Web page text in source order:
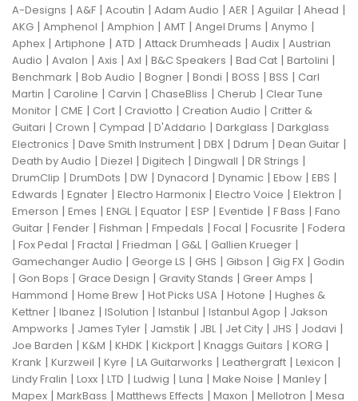
A-Designs | A&F | Acoutin | Adam Audio | AER | Aguilar | Ahead |
AKG | Amphenol | Amphion | AMT | Angel Drums | Anymo |
Aphex | Artiphone | ATD | Attack Drumheads | Audix | Austrian
Audio | Avalon | Axis | Axl | B&C Speakers | Bad Cat | Bartolini |
Benchmark | Bob Audio | Bogner | Bondi | BOSS | BSS | Carl
Martin | Caroline | Carvin | ChaseBliss | Cherub | Clear Tune
Monitor | CME | Cort | Craviotto | Creation Audio | Critter &
Guitari | Crown | Cympad | D'Addario | Darkglass | Darkglass
Electronics | Dave Smith Instrument | DBX | Ddrum | Dean Guitar |
Death by Audio | Diezel | Digitech | Dingwall | DR Strings |
DrumClip | DrumDots | DW | Dynacord | Dynamic | Ebow | EBS |
Edwards | Egnater | Electro Harmonix | Electro Voice | Elektron |
Emerson | Emes | ENGL| Equator | ESP | Eventide | F Bass | Fano
Guitar | Fender | Fishman | Fmpedals | Focal | Focusrite | Fodera
| Fox Pedal | Fractal | Friedman | G&L| Gallien Krueger |
Gamechanger Audio | George LS | GHS | Gibson | Gig FX | Godin
| Gon Bops | Grace Design | Gravity Stands | Greer Amps |
Hammond | Home Brew | Hot Picks USA | Hotone | Hughes &
Kettner | Ibanez | ISolution | Istanbul | Istanbul Agop | Jakson
Ampworks | James Tyler | Jamstik | JBL| Jet City | JHS | Jodavi |
Joe Barden | K&M | KHDK | Kickport | Knaggs Guitars | KORG |
Krank | Kurzweil | Kyre | LA Guitarworks | Leathergraft | Lexicon |
Lindy Fralin | Loxx | LTD | Ludwig | Luna | Make Noise | Manley |
Mapex | MarkBass | Matthews Effects | Maxon | Mellotron | Mesa